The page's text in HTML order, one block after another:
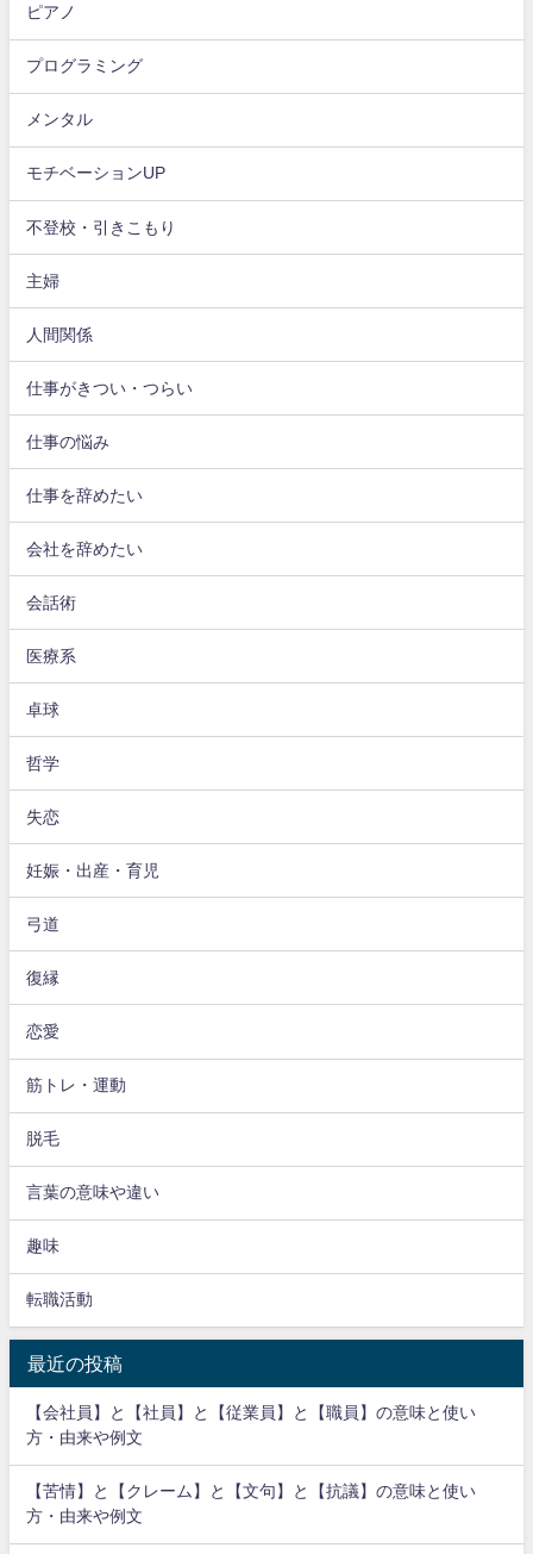
ピアノ
プログラミング
メンタル
モチベーションUP
不登校・引きこもり
主婦
人間関係
仕事がきつい・つらい
仕事の悩み
仕事を辞めたい
会社を辞めたい
会話術
医療系
卓球
哲学
失恋
妊娠・出産・育児
弓道
復縁
恋愛
筋トレ・運動
脱毛
言葉の意味や違い
趣味
転職活動
最近の投稿
【会社員】と【社員】と【従業員】と【職員】の意味と使い
方・由来や例文
【苦情】と【クレーム】と【文句】と【抗議】の意味と使い
方・由来や例文